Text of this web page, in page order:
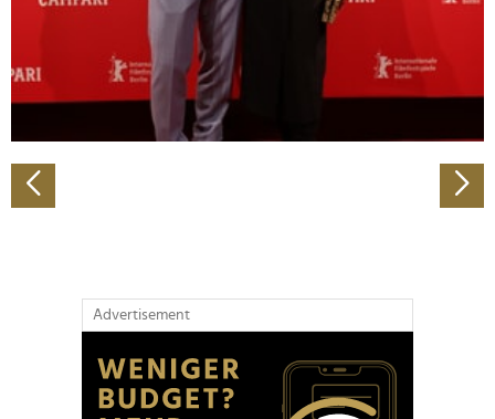
Wir verwenden Cookies, um Inhalte und Anzeigen zu
personalisieren, Funktionen für soziale Medien anbieten
zu können und die Zugriffe auf unsere Website zu
analysieren. Außerdem geben wir Informationen zu Ihrer
Verwendung unserer Website an unsere Partner für
Partner führen diese Informationen möglicherweise mit
weiteren Daten zusammen, die Sie ihnen bereitgestellt
Advertisement